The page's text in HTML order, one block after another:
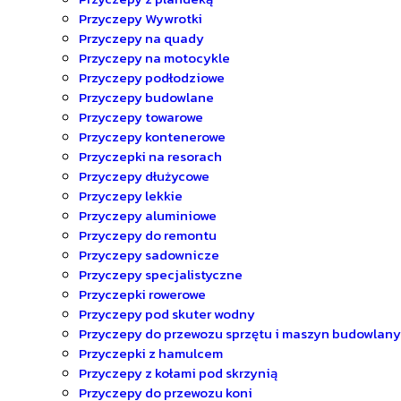
Przyczepy Wywrotki
Przyczepy na quady
Przyczepy na motocykle
Przyczepy podłodziowe
Przyczepy budowlane
Przyczepy towarowe
Przyczepy kontenerowe
Przyczepki na resorach
Przyczepy dłużycowe
Przyczepy lekkie
Przyczepy aluminiowe
Przyczepy do remontu
Przyczepy sadownicze
Przyczepy specjalistyczne
Przyczepki rowerowe
Przyczepy pod skuter wodny
Przyczepy do przewozu sprzętu i maszyn
Przyczepki z hamulcem
Przyczepy z kołami pod skrzynią
Przyczepy do przewozu koni